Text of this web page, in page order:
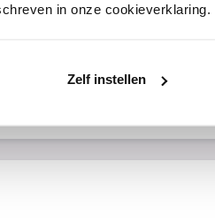
in onze cookieverklaring.
Zelf instellen
vergelijking. Vul hieronder